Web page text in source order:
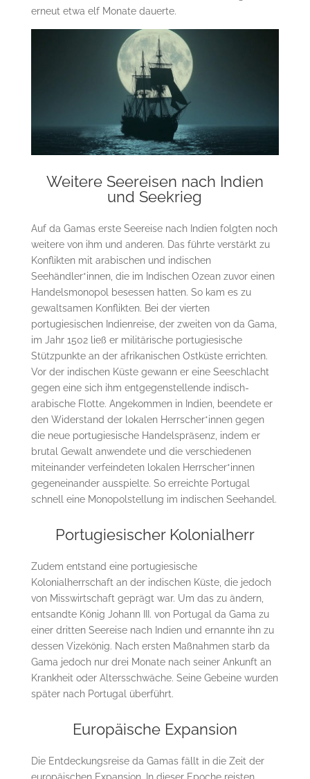
erneut etwa elf Monate dauerte.
Weitere Seereisen nach Indien
und Seekrieg
Auf da Gamas erste Seereise nach Indien folgten noch
weitere von ihm und anderen. Das führte verstärkt zu
Konflikten mit arabischen und indischen
Seehändler*innen, die im Indischen Ozean zuvor einen
Handelsmonopol besessen hatten. So kam es zu
gewaltsamen Konflikten. Bei der vierten
portugiesischen Indienreise, der zweiten von da Gama,
im Jahr 1502 ließ er militärische portugiesische
Stützpunkte an der afrikanischen Ostküste errichten.
Vor der indischen Küste gewann er eine Seeschlacht
gegen eine sich ihm entgegenstellende indisch-
arabische Flotte. Angekommen in Indien, beendete er
den Widerstand der lokalen Herrscher*innen gegen
die neue portugiesische Handelspräsenz, indem er
brutal Gewalt anwendete und die verschiedenen
miteinander verfeindeten lokalen Herrscher*innen
gegeneinander ausspielte. So erreichte Portugal
schnell eine Monopolstellung im indischen Seehandel.
Portugiesischer Kolonialherr
Zudem entstand eine portugiesische
Kolonialherrschaft an der indischen Küste, die jedoch
von Misswirtschaft geprägt war. Um das zu ändern,
entsandte König Johann III. von Portugal da Gama zu
einer dritten Seereise nach Indien und ernannte ihn zu
dessen Vizekönig. Nach ersten Maßnahmen starb da
Gama jedoch nur drei Monate nach seiner Ankunft an
Krankheit oder Altersschwäche. Seine Gebeine wurden
später nach Portugal überführt.
Europäische Expansion
Die Entdeckungsreise da Gamas fällt in die Zeit der